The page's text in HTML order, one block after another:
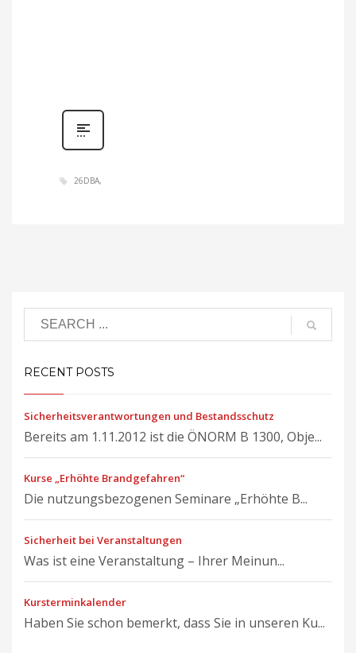
26DBA
RECENT POSTS
Sicherheitsverantwortungen und Bestandsschutz
Bereits am 1.11.2012 ist die ÖNORM B 1300, Obje...
Kurse „Erhöhte Brandgefahren“
Die nutzungsbezogenen Seminare „Erhöhte B...
Sicherheit bei Veranstaltungen
Was ist eine Veranstaltung – Ihrer Meinun...
Kursterminkalender
Haben Sie schon bemerkt, dass Sie in unseren Ku...